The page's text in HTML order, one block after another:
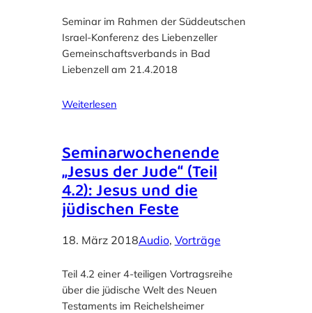
Seminar im Rahmen der Süddeutschen
Israel-Konferenz des Liebenzeller
Gemeinschaftsverbands in Bad
Liebenzell am 21.4.2018
Weiterlesen
Seminarwochenende
„Jesus der Jude“ (Teil
4.2): Jesus und die
jüdischen Feste
18. März 2018Audio, Vorträge
Teil 4.2 einer 4-teiligen Vortragsreihe
über die jüdische Welt des Neuen
Testaments im Reichelsheimer